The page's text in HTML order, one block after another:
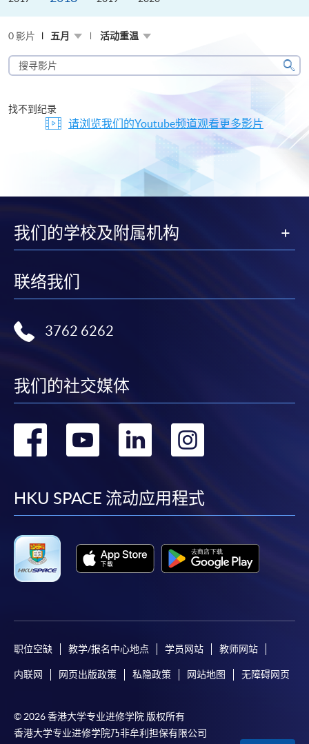
0 影片 五月 活动重温
搜
寻
片
搜
找不到纪录
请浏览我们的Youtube频道观看更多影片
我们的学校及附属机构
联络我们
3762 6262
我们的社交媒体
转
facebook
转
youtube
转
linkedin
转
HKU SPACE 流动应用程式
职位空缺 教学/报名中心地点 学员网站 教师网站
内联网 网页出版政策 私隐政策 网站地图 无障碍网页
© 2026 香港大学专业进修学院 版权所有
香港大学专业进修学院乃非牟利担保有限公司